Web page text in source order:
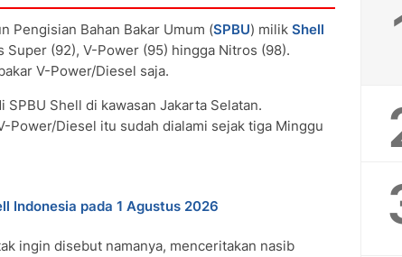
Pengisian Bahan Bakar Umum (SPBU) milik Shell
Super (92), V-Power (95) hingga Nitros (98).
V-Power/Diesel saja.
Shell di kawasan Jakarta Selatan.
Power/Diesel itu sudah dialami sejak tiga Minggu
Indonesia pada 1 Agustus 2026
ingin disebut namanya, menceritakan nasib